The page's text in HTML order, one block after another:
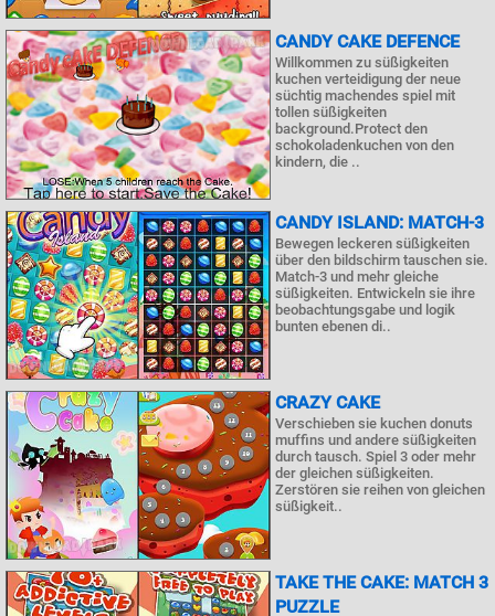
CANDY CAKE DEFENCE
Willkommen zu süßigkeiten
kuchen verteidigung der neue
süchtig machendes spiel mit
tollen süßigkeiten
background.Protect den
schokoladenkuchen von den
kindern, die ..
CANDY ISLAND: MATCH-3
Bewegen leckeren süßigkeiten
über den bildschirm tauschen sie.
Match-3 und mehr gleiche
süßigkeiten. Entwickeln sie ihre
beobachtungsgabe und logik
bunten ebenen di..
CRAZY CAKE
Verschieben sie kuchen donuts
muffins und andere süßigkeiten
durch tausch. Spiel 3 oder mehr
der gleichen süßigkeiten.
Zerstören sie reihen von gleichen
süßigkeit..
TAKE THE CAKE: MATCH 3
PUZZLE